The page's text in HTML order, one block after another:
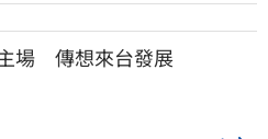
場 傳想來台發展